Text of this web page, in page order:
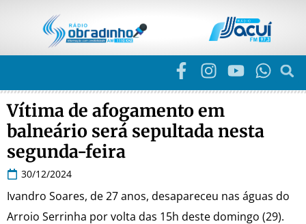
Vítima de afogamento em
balneário será sepultada nesta
segunda-feira
30/12/2024
Ivandro Soares, de 27 anos, desapareceu nas águas do
Arroio Serrinha por volta das 15h deste domingo (29).